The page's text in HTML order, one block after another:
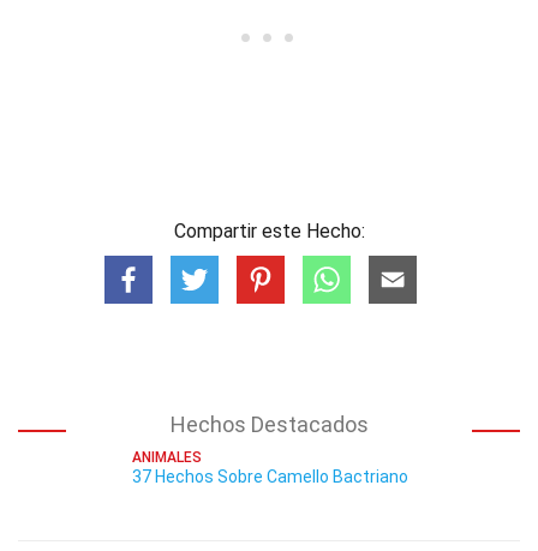
Compartir este Hecho:
Hechos Destacados
ANIMALES
37 Hechos Sobre Camello Bactriano